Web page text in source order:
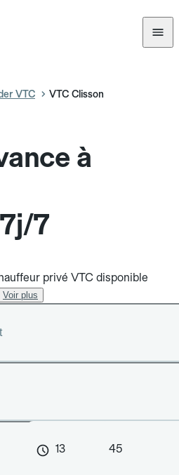
VTC VTC Clisson
à
7
privé VTC disponible
Voir plus
13 45